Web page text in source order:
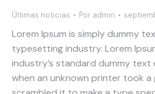
Últimas noticias Por admin
Lorem Ipsum is simply dummy
typesetting industry. Lorem
industry’s standard dummy text
when an unknown printer took